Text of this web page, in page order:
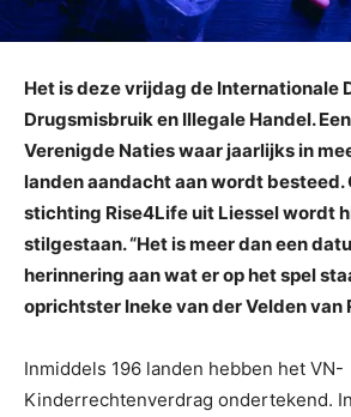
Het is deze vrijdag de Internationale
Drugsmisbruik en Illegale Handel.
Verenigde Naties waar jaarlijks in
landen aandacht aan wordt besteed.
stichting Rise4Life uit Liessel wordt
stilgestaan. “Het is meer dan een
herinnering aan wat er op het spel
oprichtster Ineke van der Velden van
Inmiddels 196 landen hebben het VN-
Kinderrechtenverdrag ondertekend.